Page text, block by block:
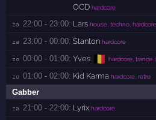
OCD hardcore
za 22:00 - 23:00: Lars house, techno,
za 23:00 - 00:00: Stanton hardcore
zo 00:00 - 01:00: Yves 🇧🇪 hardcore,
zo 01:00 - 02:00: Kid Karma hardcore, retro
Gabber
za 21:00 - 22:00: Lyrix hardcore